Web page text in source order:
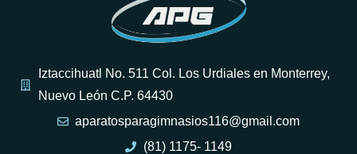
Iztaccihuatl No. 511 Col. Los Urdiales en Monterrey,
Nuevo León C.P. 64430
aparatosparagimnasios116@gmail.com
(81) 1175- 1149